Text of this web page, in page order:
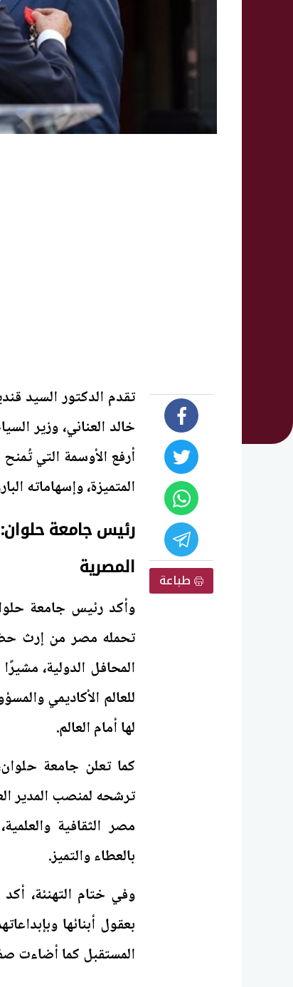
طباعة
تقدم الدكتور السيد
خالد العناني، وزير
أرفع الأوسمة التي
المتميزة، وإسهاماته
رئيس جامعة حلوان:
المصرية
وأكد رئيس جامعة
تحمله مصر من إرث
المحافل الدولية،
للعالم الأكاديمي
لها أمام العالم.
كما تعلن جامعة
ترشحه لمنصب المدير
مصر الثقافية
بالعطاء والتميز.
وفي ختام التهنئة،
بعقول أبنائها
المستقبل كما أضاءت